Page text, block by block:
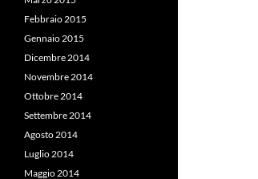
Febbraio 2015
Gennaio 2015
Dicembre 2014
Novembre 2014
Ottobre 2014
Settembre 2014
Agosto 2014
Luglio 2014
Maggio 2014